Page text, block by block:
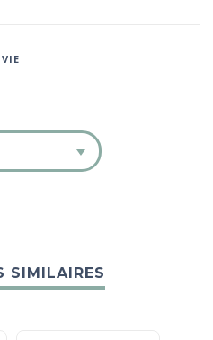
SIMILAIRES